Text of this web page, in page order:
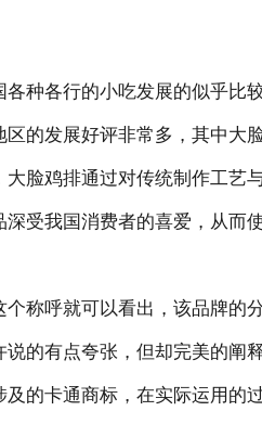
各种各行的小吃发展的似乎比
区的发展好评非常多，其中大
大脸鸡排通过对传统制作工艺
深受我国消费者的喜爱，从而
个称呼就可以看出，该品牌的
说的有点夸张，但却完美的阐
及的卡通商标，在实际运用的